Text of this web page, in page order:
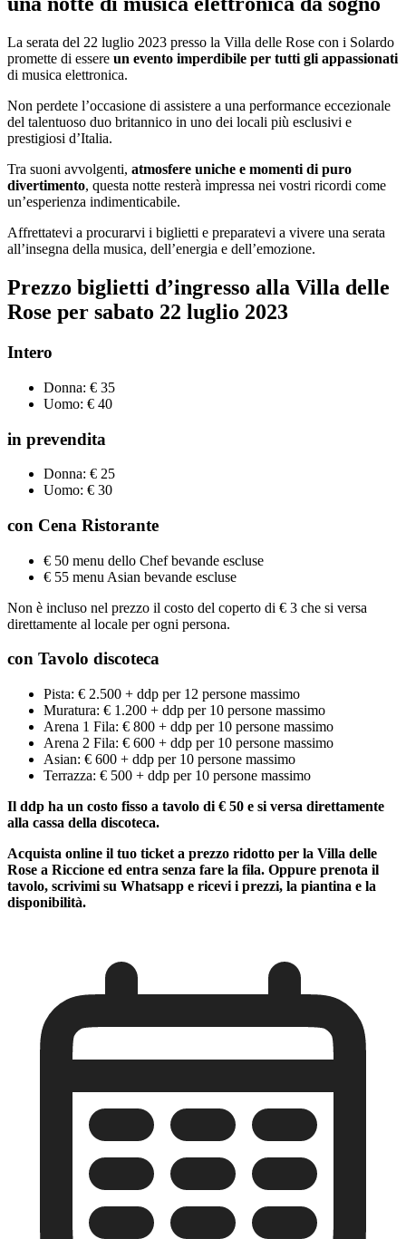
La serata del 22 luglio 2023 presso la Villa delle Rose con i Solardo
promette di essere un evento imperdibile per tutti gli appassionati
di musica elettronica.
Non perdete l’occasione di assistere a una performance eccezionale
del talentuoso duo britannico in uno dei locali più esclusivi e
prestigiosi d’Italia.
Tra suoni avvolgenti, atmosfere uniche e momenti di puro
divertimento, questa notte resterà impressa nei vostri ricordi come
un’esperienza indimenticabile.
Affrettatevi a procurarvi i biglietti e preparatevi a vivere una serata
all’insegna della musica, dell’energia e dell’emozione.
Prezzo biglietti d’ingresso alla Villa delle
Rose per sabato 22 luglio 2023
Intero
Donna: € 35
Uomo: € 40
in prevendita
Donna: € 25
Uomo: € 30
con Cena Ristorante
€ 50 menu dello Chef bevande escluse
€ 55 menu Asian bevande escluse
Non è incluso nel prezzo il costo del coperto di € 3 che si versa
direttamente al locale per ogni persona.
con Tavolo discoteca
Pista: € 2.500 + ddp per 12 persone massimo
Muratura: € 1.200 + ddp per 10 persone massimo
Arena 1 Fila: € 800 + ddp per 10 persone massimo
Arena 2 Fila: € 600 + ddp per 10 persone massimo
Asian: € 600 + ddp per 10 persone massimo
Terrazza: € 500 + ddp per 10 persone massimo
Il ddp ha un costo fisso a tavolo di € 50 e si versa direttamente
alla cassa della discoteca.
Acquista online il tuo ticket a prezzo ridotto per la Villa delle
Rose a Riccione ed entra senza fare la fila. Oppure prenota il
tavolo, scrivimi su Whatsapp e ricevi i prezzi, la piantina e la
disponibilità.